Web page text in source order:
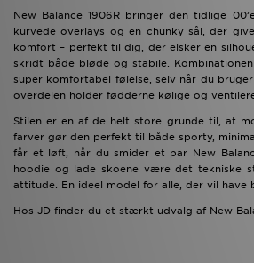
New Balance 1906R bringer den tidlige
kurvede overlays og en chunky sål, der
komfort – perfekt til dig, der elsker en
skridt både bløde og stabile.
super komfortabel følelse, selv når du
overdelen holder fødderne kølige og
Stilen er en af de helt store grunde til, at
farver gør den perfekt til både sporty,
får et løft, når du smider et par New
hoodie og lade skoene være det tekniske
attitude. En ideel model for alle, der vil have
Hos JD finder du et stærkt udvalg af New